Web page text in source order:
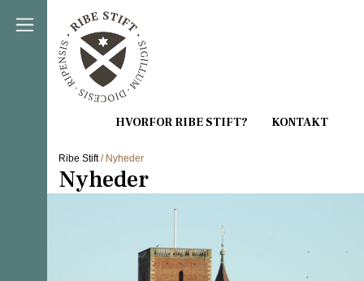
Direkte til indholdet
Ribe Stift/ Nyheder
Nyheder